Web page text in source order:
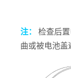
注：
检查后
曲或被电池盖